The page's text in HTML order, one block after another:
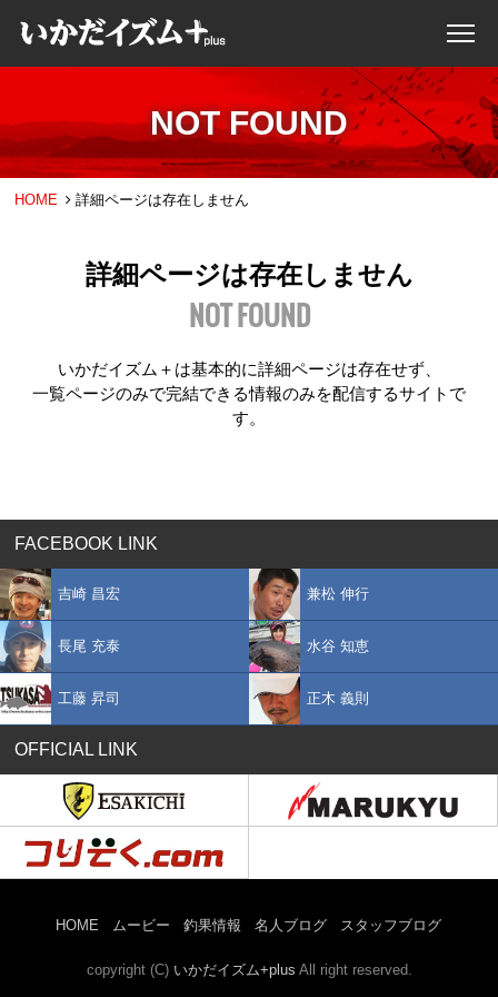
NOT FOUND
HOME 詳細ページは存在しません
詳細ページは存在しません
NOT FOUND
いかだイズム＋は基本的に詳細ページは存在せず、
一覧ページのみで完結できる情報のみを配信するサイトで
す。
FACEBOOK LINK
吉崎 昌宏 兼松 伸行
長尾 充泰 水谷 知恵
工藤 昇司 正木 義則
OFFICIAL LINK
HOME ムービー 釣果情報 名人ブログ スタッフブログ
copyright (C) いかだイズム+plus All right reserved.